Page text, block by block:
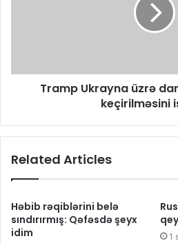
Tramp Ukrayna üzrə
keçirilməsini
Related Articles
Həbib rəqiblərini belə
sındırırmış: Qəfəsdə şeyx
idim
1